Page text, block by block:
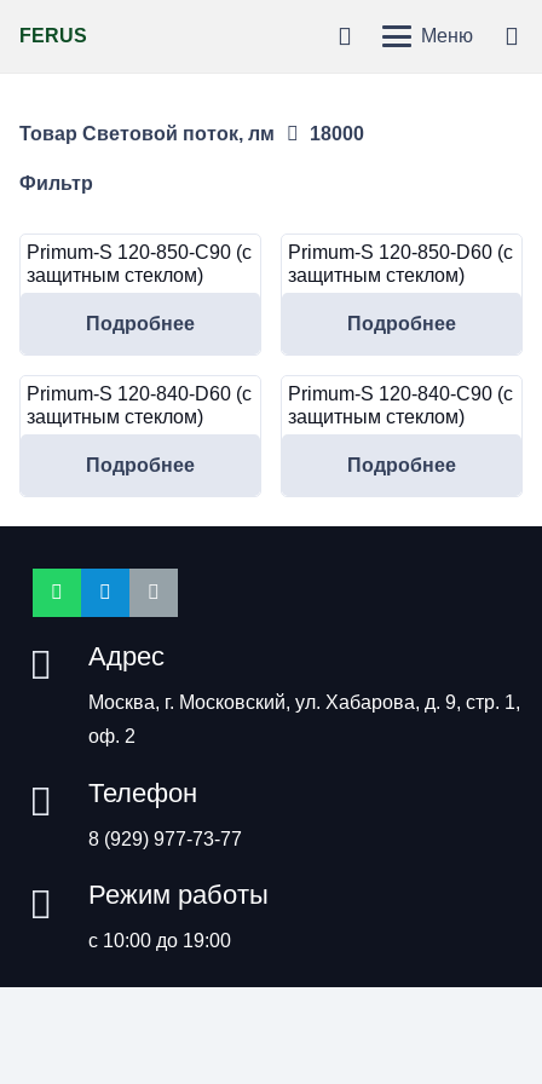
FERUS Меню
Товар Световой поток, лм 18000
Фильтр
Primum-S 120-850-C90 (с
защитным стеклом)
Подробнее
Primum-S 120-850-D60 (с
защитным стеклом)
Подробнее
Primum-S 120-840-D60 (с
защитным стеклом)
Подробнее
Primum-S 120-840-C90 (с
защитным стеклом)
Подробнее
Адрес
Москва, г. Московский, ул. Хабарова, д. 9, стр. 1,
оф. 2
Телефон
8 (929) 977-73-77
Режим работы
с 10:00 до 19:00